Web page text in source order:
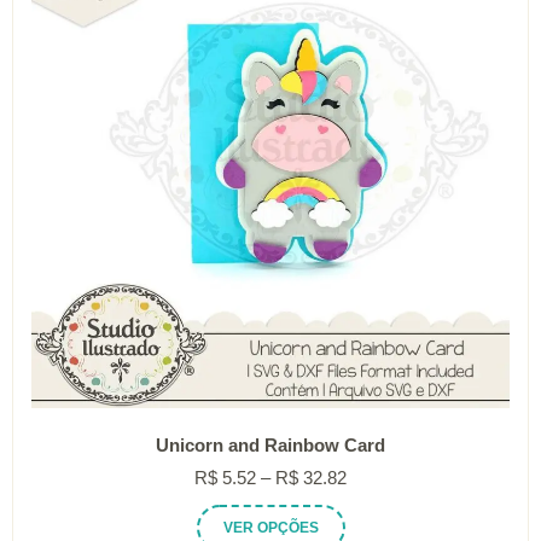
ser
escolhidas
na
página
do
produto
Unicorn and Rainbow Card
R$ 5.52 – R$ 32.82Faixa
VER OPÇÕES